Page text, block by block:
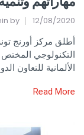
12/08/2020
أطلق مركز أورنج
التكنولوجي المختص
الألمانية للتعاون
Read More